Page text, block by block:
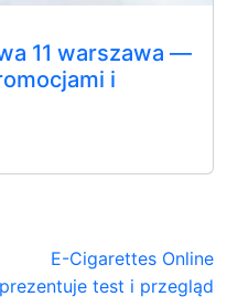
11 warszawa —
i
E-Cigarettes Online
prezentuje test i przegląd